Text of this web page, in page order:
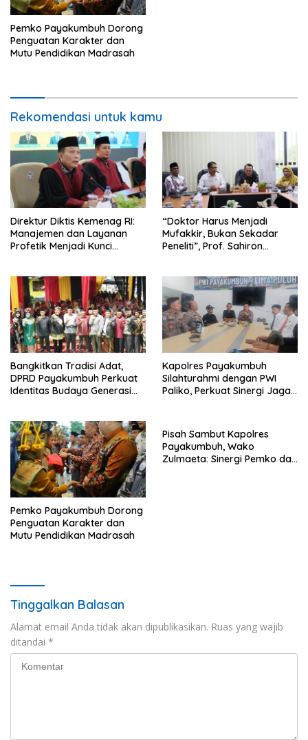
Pemko Payakumbuh Dorong
Penguatan Karakter dan
Mutu Pendidikan Madrasah
Rekomendasi untuk kamu
Direktur Diktis Kemenag RI:
Manajemen dan Layanan
Profetik Menjadi Kunci
Kampus Bereputasi Global
“Doktor Harus Menjadi
Mufakkir, Bukan Sekadar
Peneliti”, Prof. Sahiron
Bangkitkan Tradisi Adat,
DPRD Payakumbuh Perkuat
Identitas Budaya Generasi
Kapolres Payakumbuh
Silahturahmi dengan PWI
Paliko, Perkuat Sinergi Jaga
Pemko Payakumbuh Dorong
Penguatan Karakter dan
Mutu Pendidikan Madrasah
Pisah Sambut Kapolres
Payakumbuh, Wako
Zulmaeta: Sinergi Pemko dan
Tinggalkan Balasan
Alamat email Anda tidak akan dipublikasikan. Ruas yang wajib
ditandai *